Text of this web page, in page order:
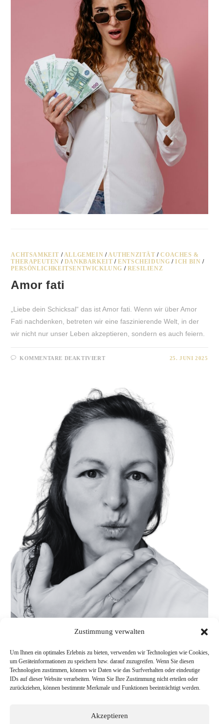
Zustimmung verwalten
Um Ihnen ein optimales Erlebnis zu bieten, verwenden wir Technologien wie Cookies,
um Geräteinformationen zu speichern bzw. darauf zuzugreifen. Wenn Sie diesen
Technologien zustimmen, können wir Daten wie das Surfverhalten oder eindeutige
IDs auf dieser Website verarbeiten. Wenn Sie Ihre Zustimmung nicht erteilen oder
zurückziehen, können bestimmte Merkmale und Funktionen beeinträchtigt werden.
Akzeptieren
ACHTSAMKEIT /ALLGEMEIN /AUTHENZITÄT /COACHES &
THERAPEUTEN / DANKBARKEIT /ENTSCHEIDUNG /ICH BIN /
PERSÖNLICHKEITSENTWICKLUNG / RESILIENZ
Amor fati
„Liebe dein Schicksal“ das ist Amor fati. Wenn wir über Amor
Fati nachdenken, betreten wir eine faszinierende Welt, in der
wir nicht nur unser Leben akzeptieren, sondern es auch feiern.
KOMMENTARE DEAKTIVIERTFÜR
25. JUNI 2025